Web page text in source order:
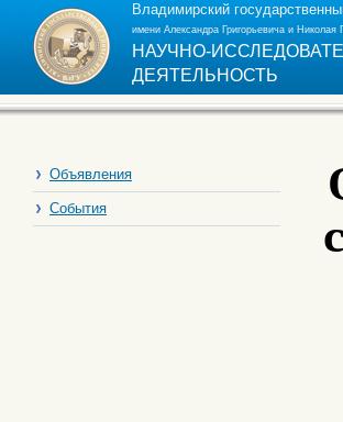
Владимирский
имени Александра Григорьевича и Николая
НАУЧНО-
ДЕЯТЕЛЬНОСТЬ
Объявления
События